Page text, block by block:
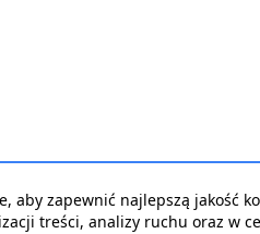
aby zapewnić najlepszą jakość
treści, analizy ruchu oraz w